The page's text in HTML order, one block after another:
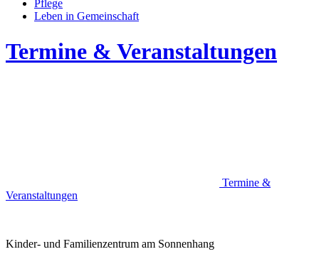
Pflege
Leben in Gemeinschaft
Termine & Veranstaltungen
Termine &
Veranstaltungen
Kinder- und Familienzentrum am Sonnenhang